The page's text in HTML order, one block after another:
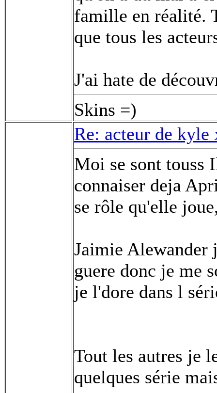
famille en réalité.
que tous les
J'ai hate de
Skins =)
Re: acteur de
Moi se sont touss
connaiser deja
se rôle qu'elle
Jaimie Alewander
guere donc je me
je l'dore dans l
Tout les autres je
quelques série